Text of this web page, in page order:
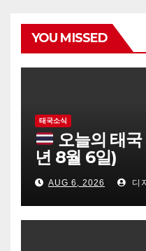
YOU MISSED
태국소식
오늘의 태
년 8월 6일)
AUG 6, 2026 디